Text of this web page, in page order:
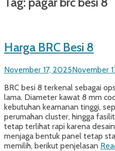
Harga BRC Besi 8
Posted
November 17, 2025November
BRC besi 8 terkenal sebagai
lama. Diameter kawat 8 mm
kebutuhan keamanan tinggi,
perumahan cluster, hingga
tetap terlihat rapi karena
menjaga bentuk panel tetap
memilih, berikut penjelasan